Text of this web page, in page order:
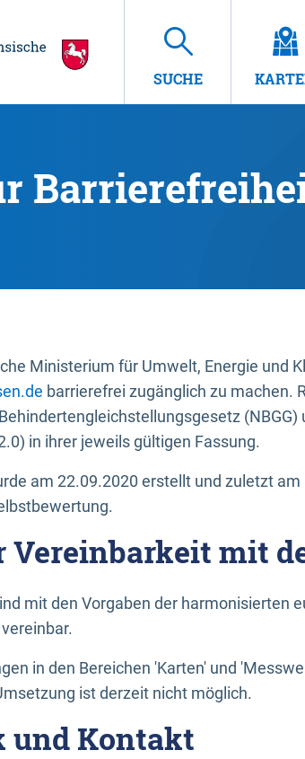
SUCHE
Ministerium für Umwelt, Energie und
barrierefrei zugänglich zu machen.
in ihrer jeweils gültigen Fassung.
am 22.09.2020 erstellt und zuletzt
Vereinbarkeit mit
mit den Vorgaben der harmonisierten
in den Bereichen 'Karten' und
ist derzeit nicht möglich.
und Kontakt